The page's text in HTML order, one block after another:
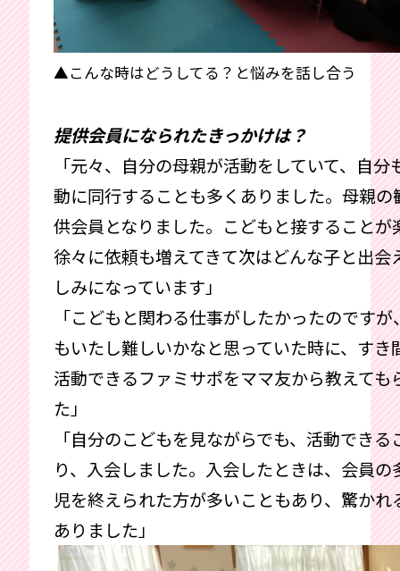
▲こんな時はどうしてる？と悩みを話し合う
提供会員になられたきっかけは？
「元々、自分の母親が活動をしていて、自分
動に同行することも多くありました。母親の
供会員となりました。こどもと接することが
徐々に依頼も増えてきて次はどんな子と出会
しみになっています」
「こどもと関わる仕事がしたかったのです
もいたし難しいかなと思っていた時に、すき
活動できるファミサポをママ友から教えても
た」
「自分のこどもを見ながらでも、活動できる
り、入会しました。入会したときは、会員の
児を終えられた方が多いこともあり、驚かれ
ありました」